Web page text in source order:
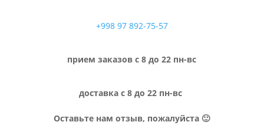
+998 97 892-75-57
прием заказов с 8 до 22 пн-вс
доставка с 8 до 22 пн-вс
Оставьте нам отзыв, пожалуйста 🙂